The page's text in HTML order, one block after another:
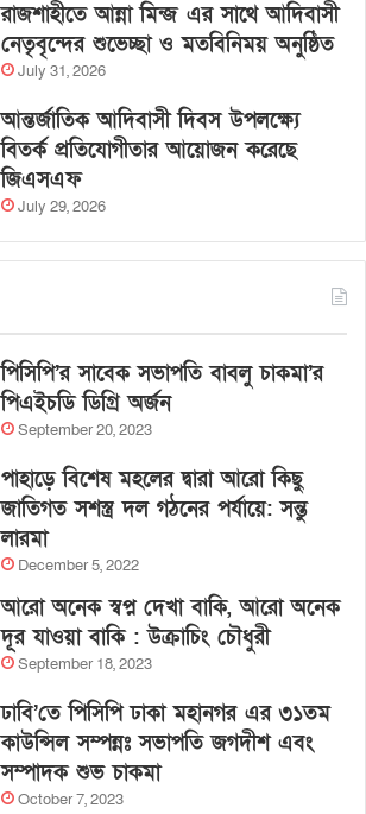
রাজশাহীতে আন্না মিন্জ এর সাথে আদিবাসী
নেতৃবৃন্দের শুভেচ্ছা ও মতবিনিময় অনুষ্ঠিত
July 31, 2026
আন্তর্জাতিক আদিবাসী দিবস উপলক্ষ্যে
বিতর্ক প্রতিযোগীতার আয়োজন করেছে
জিএসএফ
July 29, 2026
পিসিপি’র সাবেক সভাপতি বাবলু চাকমা’র
পিএইচডি ডিগ্রি অর্জন
September 20, 2023
পাহাড়ে বিশেষ মহলের দ্বারা আরো কিছু
জাতিগত সশস্ত্র দল গঠনের পর্যায়ে: সন্তু
লারমা
December 5, 2022
আরো অনেক স্বপ্ন দেখা বাকি, আরো অনেক
দূর যাওয়া বাকি : উক্রাচিং চৌধুরী
September 18, 2023
ঢাবি’তে পিসিপি ঢাকা মহানগর এর ৩১তম
কাউন্সিল সম্পন্নঃ সভাপতি জগদীশ এবং
সম্পাদক শুভ চাকমা
October 7, 2023